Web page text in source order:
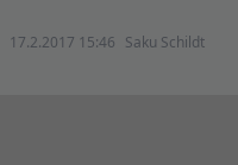
17.2.2017 15:46 Saku Schildt